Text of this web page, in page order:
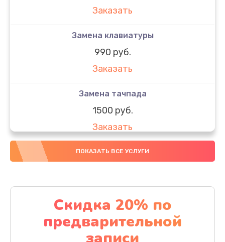
Заказать
Замена клавиатуры
990 руб.
Заказать
Замена тачпада
1500 руб.
Заказать
Замена южного моста
Заказать
Чистка от пыли
1060 руб.
ПОКАЗАТЬ ВСЕ УСЛУГИ
Скидка 20% по
предварительной